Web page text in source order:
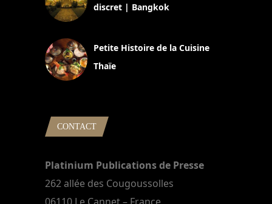
discret | Bangkok
Petite Histoire de la Cuisine
Thaïe
CONTACT
Platinium Publications de Presse
262 allée des Cougoussolles